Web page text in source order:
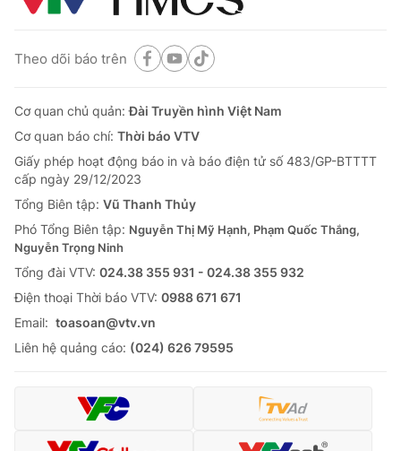
Theo dõi báo trên
Cơ quan chủ quản:Đài Truyền hình Việt Nam
Cơ quan báo chí: Thời báo VTV
Giấy phép hoạt động báo in và báo điện tử số 483/GP-BTTTT
cấp ngày 29/12/2023
Tổng Biên tập: Vũ Thanh Thủy
Phó Tổng Biên tập: Nguyễn Thị Mỹ Hạnh, Phạm Quốc Thắng,
Nguyễn Trọng Ninh
Tổng đài VTV: 024.38 355 931 - 024.38 355 932
Ðiện thoại Thời báo VTV: 0988 671 671
Email: toasoan@vtv.vn
Liên hệ quảng cáo: (024) 626 79595